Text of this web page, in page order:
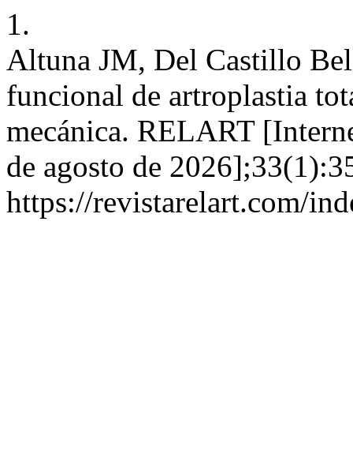
1.
Altuna JM, Del Castillo
funcional de artroplastia
mecánica. RELART
de agosto de
https://revistarelart.com/